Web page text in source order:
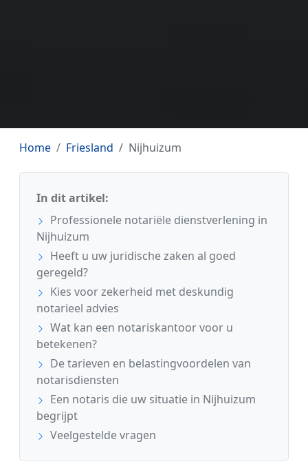
Home Friesland Nijhuizum
In dit artikel:
Professionele notariële dienstverlening in
Nijhuizum
Heeft u uw juridische zaken al goed
geregeld?
Kies voor zekerheid met deskundig
notarieel advies
Wat kan een notariskantoor voor u
betekenen?
De tarieven en belastingvoordelen van
notarisdiensten
Een notaris die uw situatie in Nijhuizum
begrijpt
Veelgestelde vragen